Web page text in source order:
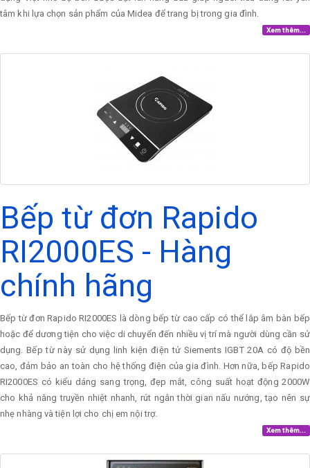
tâm khi lựa chọn sản phẩm của Midea để trang bị trong gia đình.
Xem thêm...
Bếp từ đơn Rapido
RI2000ES - Hàng
chính hãng
Bếp từ đơn Rapido RI2000ES là dòng bếp từ cao cấp có thể lắp âm bàn bếp
hoặc để dương tiện cho việc di chuyển đến nhiều vị trí mà người dùng cần sử
dụng. Bếp từ này sử dụng linh kiện điện tử Siements IGBT 20A có độ bền
cao, đảm bảo an toàn cho hệ thống điện của gia đình. Hơn nữa, bếp Rapido
RI2000ES có kiểu dáng sang trọng, đẹp mắt, công suất hoạt động 2000W
cho khả năng truyền nhiệt nhanh, rút ngắn thời gian nấu nướng, tạo nên sự
nhẹ nhàng và tiện lợi cho chị em nội trợ.
Xem thêm...